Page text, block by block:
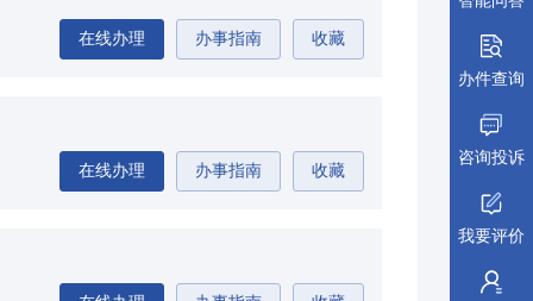
在线办理 办事指南 收藏
在线办理 办事指南 收藏
办件查询
咨询投诉
我要评价